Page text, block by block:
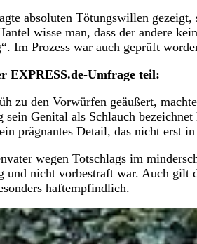
absoluten Tötungswillen
wisse man, dass der andere
Im Prozess war auch geprüft
EXPRESS.de-Umfrage teil:
zu den Vorwürfen geäußert,
sein Genital als Schlauch
prägnantes Detail, das nicht erst
wegen Totschlags im
und nicht vorbestraft war. Auch
haftempfindlich.